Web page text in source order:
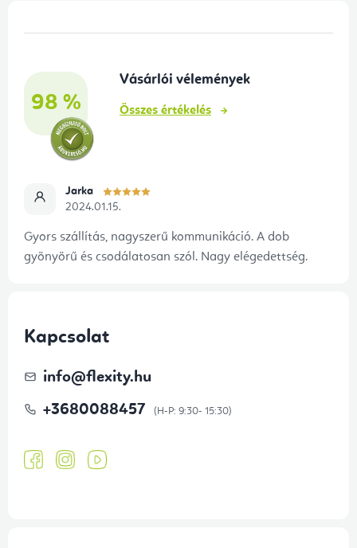
e
m
98 %
Vásárlói vélemények
Összes értékelés
Jarka
2024.01.15.
Gyors szállítás, nagyszerű kommunikáció. A dob
gyönyörű és csodálatosan szól. Nagy elégedettség.
Kapcsolat
info@flexity.hu
+3680088457